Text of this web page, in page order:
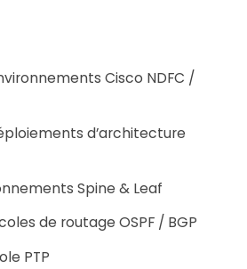
Cisco NDFC /
d’architecture
Spine & Leaf
de routage OSPF / BGP
PTP